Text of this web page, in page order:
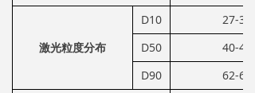
激光粒度分布
D10
27-32
D50
40-45
D90
62-67